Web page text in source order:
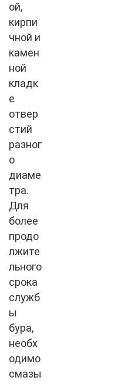
ой,
кирпи
чной и
камен
ной
кладк
е
отвер
стий
разног
о
диаме
тра.
Для
более
продо
лжите
льного
срока
служб
ы
бура,
необх
одимо
смазы